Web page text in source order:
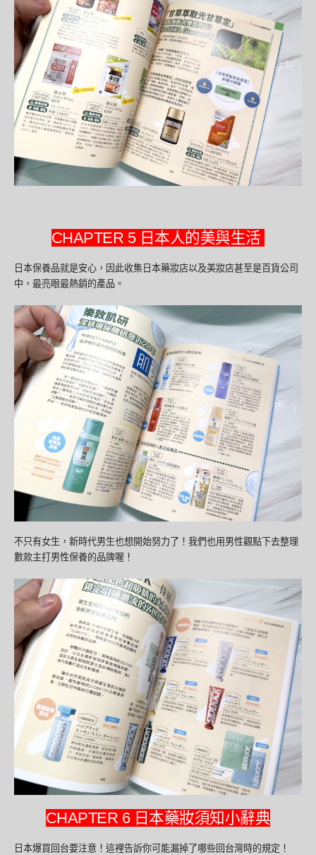
CHAPTER 5 日本人的美與生活
日本保養品就是安心，因此收集日本藥妝店以及美妝店甚至是百貨公司
中，最亮眼最熱銷的產品。
不只有女生，新時代男生也想開始努力了！我們也用男性觀點下去整理
數款主打男性保養的品牌喔！
CHAPTER 6 日本藥妝須知小辭典
日本爆買回台要注意！這裡告訴你可能漏掉了哪些回台灣時的規定！